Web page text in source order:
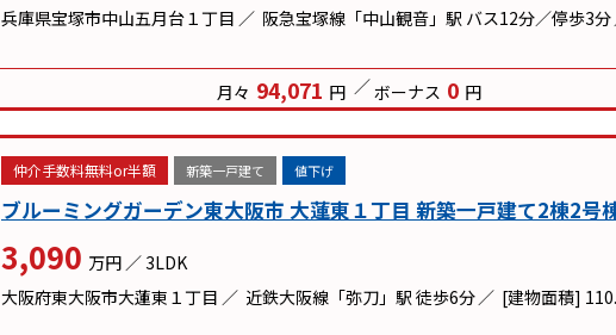
兵庫県宝塚市中山五月台１丁目
阪急宝塚線「中山観音」駅 バス12分／停歩3分
月々 94,071 円 ボーナス 0 円
仲介手数料無料or半額 新築一戸建て 値下げ
ブルーミングガーデン東大阪市 大蓮東１丁目 新築一戸建て2棟2
3,090 万円 ／3LDK
大阪府東大阪市大蓮東１丁目
近鉄大阪線「弥刀」駅 徒歩6分 [建物面積]